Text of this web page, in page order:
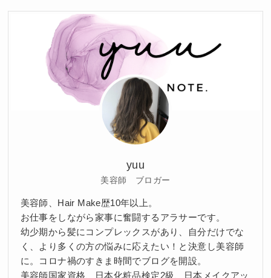
yuu
美容師 ブロガー
美容師、Hair Make歴10年以上。
お仕事をしながら家事に奮闘するアラサーです。
幼少期から髪にコンプレックスがあり、自分だけでな
く、より多くの方の悩みに応えたい！と決意し美容師
に。コロナ禍のすきま時間でブログを開設。
美容師国家資格、日本化粧品検定2級、日本メイクアッ